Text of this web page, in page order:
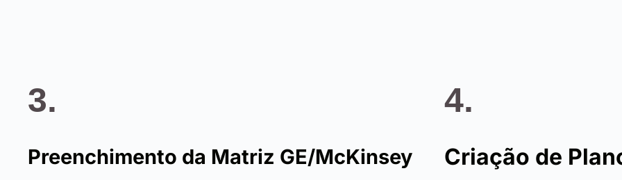
3.
Preenchimento da Matriz GE/McKinsey
4.
Criação de